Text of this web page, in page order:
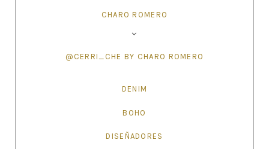
CHARO ROMERO
@CERRI_CHE BY CHARO ROMERO
DENIM
BOHO
DISEÑADORES